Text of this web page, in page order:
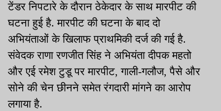
टेंडर निपटारे के दौरान ठेकेदार के साथ मारपीट की
घटना हुई है. मारपीट की घटना के बाद दो
अभियंताओं के खिलाफ प्राथमिकी दर्ज की गई है.
संवेदक राणा रणजीत सिंह ने अभियंता दीपक महतो
और एई रमेश टुडू पर मारपीट, गाली-गलौज, पैसे और
सोने की चेन छीनने समेत रंगदारी मांगने का आरोप
लगाया है.